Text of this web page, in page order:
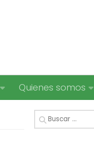
Quienes somos
Buscar: